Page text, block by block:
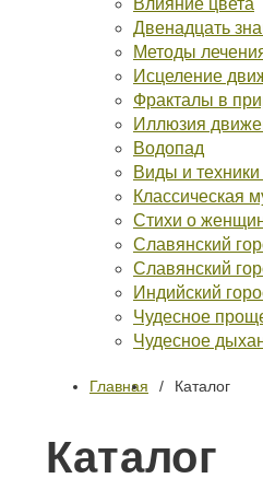
Влияние цвета
Двенадцать
Методы
Исцеление
Фракталы в
Иллюзия
Водопад
Виды и
Классическая
Стихи о
Славянский
Славянский
Индийский
Чудесное
Чудесное
Главная Каталог
Каталог